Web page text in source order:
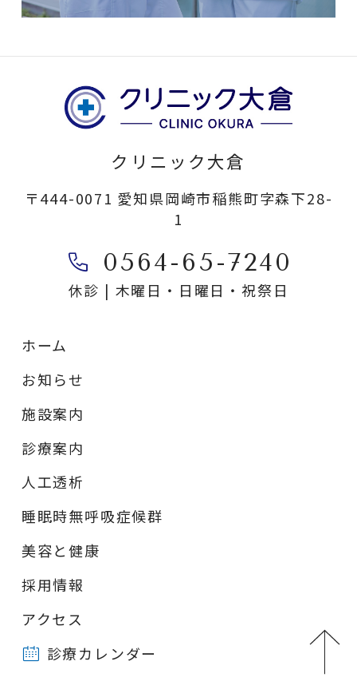
クリニック大倉
〒444-0071 愛知県岡崎市稲熊町字森下28-
1
ホーム
お知らせ
施設案内
診療案内
人工透析
睡眠時無呼吸症候群
美容と健康
採用情報
アクセス
診療カレンダー
0564-65-7240
休診 | 木曜日・日曜日・祝祭日